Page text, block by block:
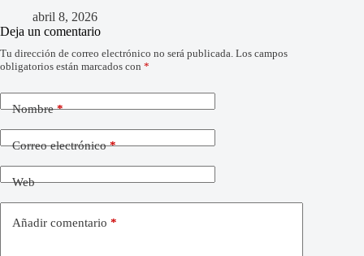
abril 8, 2026
Deja un comentario
Tu dirección de correo electrónico no será publicada. Los campos
obligatorios están marcados con *
Nombre*
Correo electrónico*
Web
Añadir comentario *